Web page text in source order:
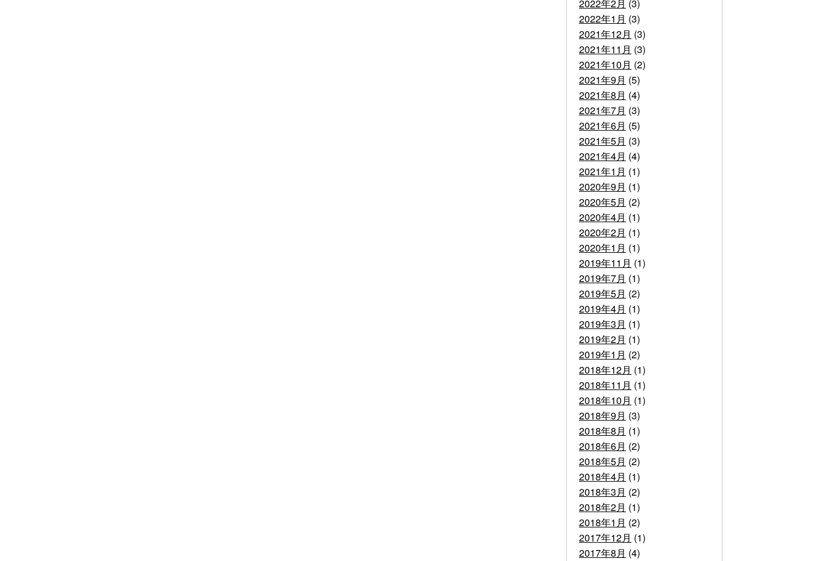
2022年2月 (3)
2022年1月 (3)
2021年12月 (3)
2021年11月 (3)
2021年10月 (2)
2021年9月 (5)
2021年8月 (4)
2021年7月 (3)
2021年6月 (5)
2021年5月 (3)
2021年4月 (4)
2021年1月 (1)
2020年9月 (1)
2020年5月 (2)
2020年4月 (1)
2020年2月 (1)
2020年1月 (1)
2019年11月 (1)
2019年7月 (1)
2019年5月 (2)
2019年4月 (1)
2019年3月 (1)
2019年2月 (1)
2019年1月 (2)
2018年12月 (1)
2018年11月 (1)
2018年10月 (1)
2018年9月 (3)
2018年8月 (1)
2018年6月 (2)
2018年5月 (2)
2018年4月 (1)
2018年3月 (2)
2018年2月 (1)
2018年1月 (2)
2017年12月 (1)
2017年8月 (4)